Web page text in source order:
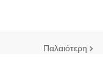
Παλαιότερη